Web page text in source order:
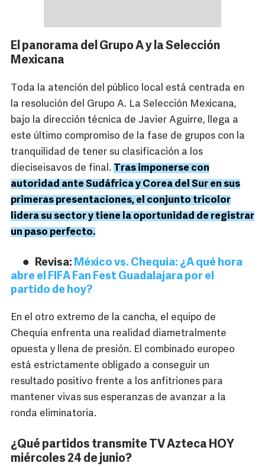
El panorama del Grupo A y la Selección
Mexicana
Toda la atención del público local está centrada en
la resolución del Grupo A. La Selección Mexicana,
bajo la dirección técnica de Javier Aguirre, llega a
este último compromiso de la fase de grupos con la
tranquilidad de tener su clasificación a los
dieciseisavos de final. Tras imponerse con
autoridad ante Sudáfrica y Corea del Sur en sus
primeras presentaciones, el conjunto tricolor
lidera su sector y tiene la oportunidad de registrar
un paso perfecto.
Revisa: México vs. Chequia: ¿A qué hora
abre el FIFA Fan Fest Guadalajara por el
partido de hoy?
En el otro extremo de la cancha, el equipo de
Chequia enfrenta una realidad diametralmente
opuesta y llena de presión. El combinado europeo
está estrictamente obligado a conseguir un
resultado positivo frente a los anfitriones para
mantener vivas sus esperanzas de avanzar a la
ronda eliminatoria.
¿Qué partidos transmite TV Azteca HOY
miércoles 24 de junio?